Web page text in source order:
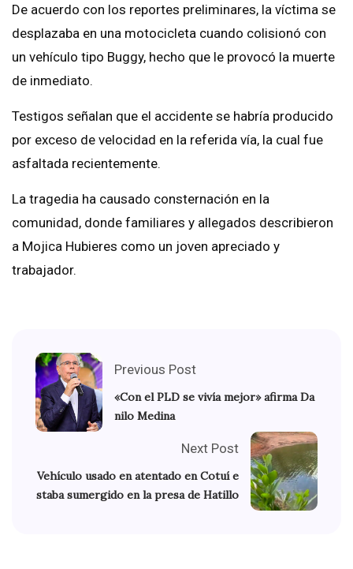
De acuerdo con los reportes preliminares, la víctima se
desplazaba en una motocicleta cuando colisionó con
un vehículo tipo Buggy, hecho que le provocó la muerte
de inmediato.
Testigos señalan que el accidente se habría producido
por exceso de velocidad en la referida vía, la cual fue
asfaltada recientemente.
La tragedia ha causado consternación en la
comunidad, donde familiares y allegados describieron
a Mojica Hubieres como un joven apreciado y
trabajador.
Previous Post
«Con el PLD se vivía mejor» afirma Da
nilo Medina
Next Post
Vehículo usado en atentado en Cotuí e
staba sumergido en la presa de Hatillo